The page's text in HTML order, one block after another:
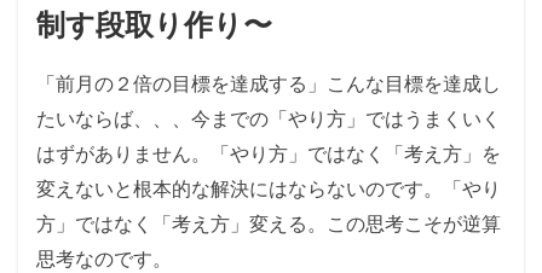
制す段取り作り〜
「前月の２倍の目標を達成する」こんな目標を達成し
たいならば、、、今までの「やり方」ではうまくいく
はずがありません。「やり方」ではなく「考え方」を
変えないと根本的な解決にはならないのです。「やり
方」ではなく「考え方」変える。この思考こそが逆算
思考なのです。